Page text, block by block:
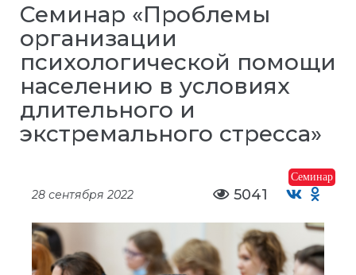
Семинар «Проблемы
организации
психологической помощи
населению в условиях
длительного и
экстремального стресса»
Семинар
28 сентября 2022 5041